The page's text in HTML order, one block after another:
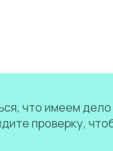
что имеем
проверку,